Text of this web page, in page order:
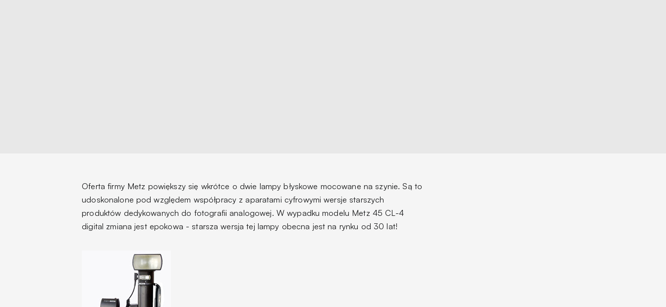
Oferta firmy Metz powiększy się wkrótce o dwie lampy błyskowe mocowane na szynie. Są to
udoskonalone pod względem współpracy z aparatami cyfrowymi wersje starszych
produktów dedykowanych do fotografii analogowej. W wypadku modelu Metz 45 CL-4
digital zmiana jest epokowa - starsza wersja tej lampy obecna jest na rynku od 30 lat!